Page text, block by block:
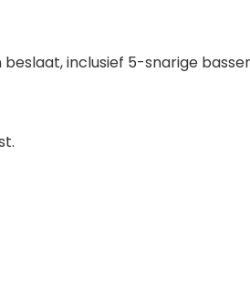
inclusief 5-snarige